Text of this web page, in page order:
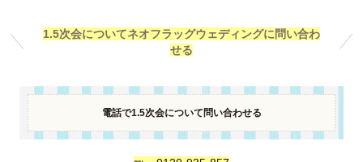
1.5次会についてネオフラッグウェディングに問い合わ
せる
電話で1.5次会について問い合わせる